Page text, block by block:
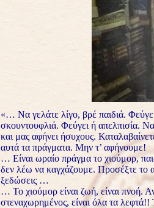
«… Να γελάτε λίγο, βρέ παιδιά.
σκουντουφλιά. Φεύγει ή απελπισία. Να
και μας αφήνει ήσυχους.
αυτά τα πράγματα. Μην τ’ αφήνουμε!
… Είναι ωραίο πράγμα το χιούμορ,
δεν λέω να καγχάζουμε. Προσέξτε το
ξεδώσεις …
… Το χιούμορ είναι ζωή, είναι πνοή.
στεναχωρημένος, είναι όλα τα λεφτά!!